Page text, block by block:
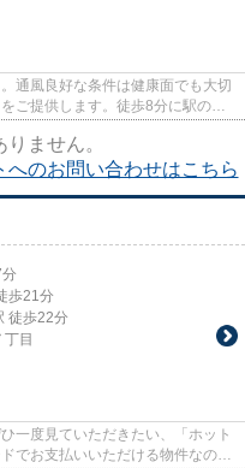
通風良好な条件は健康面でも大切
ご提供します。徒歩8分に駅のあ
ません。
のお問い合わせはこちら
分
歩21分
徒歩22分
丁目
一度見ていただきたい、「ホット
でお支払いいただける物件なの